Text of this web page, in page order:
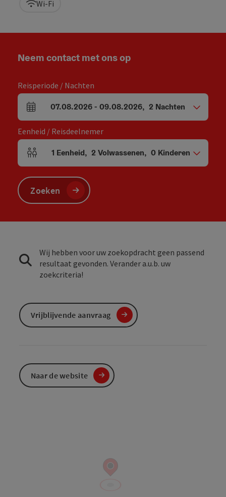
Wi-Fi
Neem contact met ons op
Reisperiode / Nachten
Velden voor aankomst en vertrek
07.08.2026- 09.08.2026, 2 Nachten
Eenheid / Reisdeelnemer
Aantal eenheden en persoonsvelden
1 Eenheid, 2 Volwassenen, 0 Kinderen
Zoeken
Wij hebben voor uw zoekopdracht geen passend
resultaat gevonden. Verander a.u.b. uw
zoekcriteria!
Vrijblijvende aanvraag
Naar de website